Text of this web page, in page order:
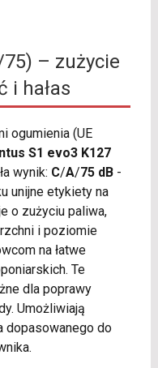
– zużycie
i hałas
ogumienia (UE
S1 evo3 K127
wynik: C/A/75 dB-
unijne etykiety na
o zużyciu paliwa,
i poziomie
na łatwe
Te
dla poprawy
Umożliwiają
dopasowanego do